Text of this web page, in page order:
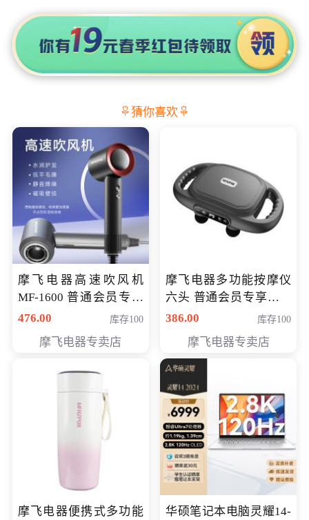
猜你喜欢
摩飞电器高速吹风机
MF-1600 普通会员专享
价298元
476.00 库存100
摩飞电器专卖店
摩飞电器多功能按摩仪
六头 普通会员专享价格
199元
386.00 库存100
摩飞电器专卖店
摩飞电器便携式多功能
华硕笔记本电脑灵耀14-